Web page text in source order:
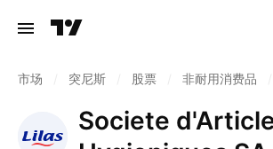
市场 突尼斯 股票 非耐用消费品
Societe